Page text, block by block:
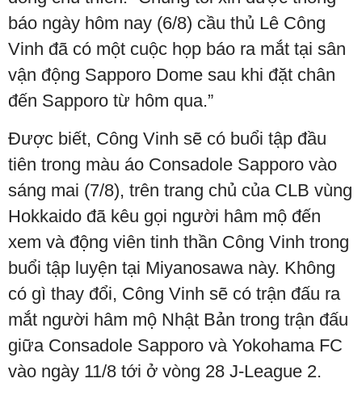
báo ngày hôm nay (6/8) cầu thủ Lê Công
Vinh đã có một cuộc họp báo ra mắt tại sân
vận động Sapporo Dome sau khi đặt chân
đến Sapporo từ hôm qua.”
Được biết, Công Vinh sẽ có buổi tập đầu
tiên trong màu áo Consadole Sapporo vào
sáng mai (7/8), trên trang chủ của CLB vùng
Hokkaido đã kêu gọi người hâm mộ đến
xem và động viên tinh thần Công Vinh trong
buổi tập luyện tại Miyanosawa này. Không
có gì thay đổi, Công Vinh sẽ có trận đấu ra
mắt người hâm mộ Nhật Bản trong trận đấu
giữa Consadole Sapporo và Yokohama FC
vào ngày 11/8 tới ở vòng 28 J-League 2.